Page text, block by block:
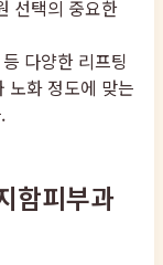
선택의 중요한
다양한 리프팅
노화 정도에 맞는
함피부과